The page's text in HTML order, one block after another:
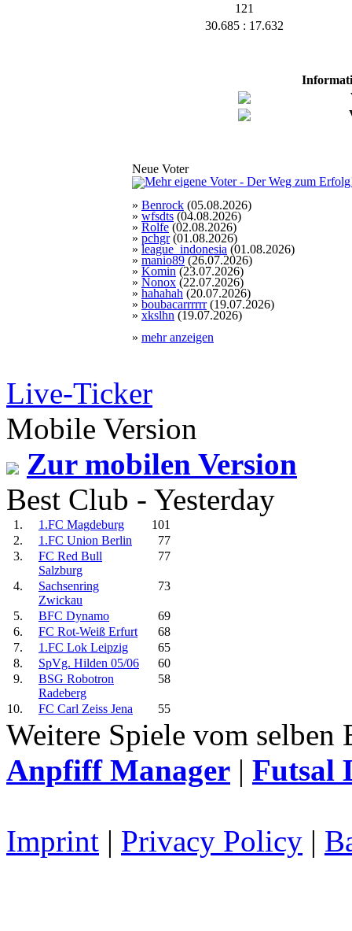
121
30.685 : 17.632
Neue Voter
» Benrock (05.08.2026)
» wfsdts (04.08.2026)
» Rolfe (02.08.2026)
» pchgr(01.08.2026)
» league_indonesia (01.08.2026)
» manio89 (26.07.2026)
» Komin (23.07.2026)
» Nonox (22.07.2026)
» hahahah (20.07.2026)
» boubacarrrrrr(19.07.2026)
» xkslhn (19.07.2026)
» mehr anzeigen
Live-Ticker
Mobile Version
Zur mobilen Version
Best Club - Yesterday
1. 1.FC Magdeburg
101
2.
1.FC Union Berlin
77
3.
FC Red Bull
Salzburg
77
4.
Sachsenring
Zwickau
73
5. BFC Dynamo
69
6.
FC Rot-Weiß Erfurt
68
7.
1.FC Lok Leipzig
65
8.
SpVg. Hilden 05/06
60
9.
BSG Robotron
Radeberg
58
10. FC Carl Zeiss Jena 55
Weitere Spiele vom
Anpfiff Manager | Futsal
Imprint | Privacy Policy |